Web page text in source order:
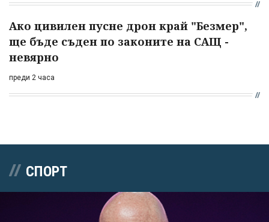
Ако цивилен пусне дрон край "Безмер",
ще бъде съден по законите на САЩ -
невярно
преди 2 часа
СПОРТ